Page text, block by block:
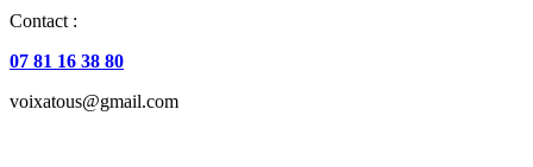
Contact :
07 81 16 38 80
voixatous@gmail.com